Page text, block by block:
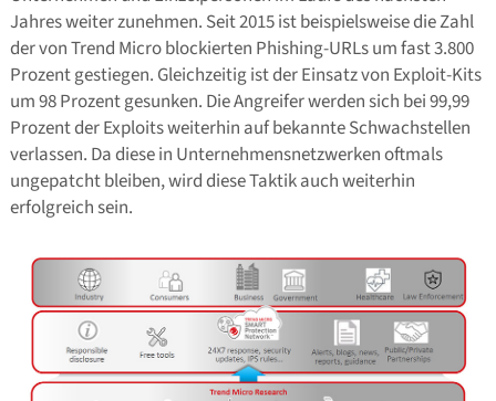
Jahres weiter zunehmen. Seit 2015 ist beispielsweise die Zahl
der von Trend Micro blockierten Phishing-URLs um fast 3.800
Prozent gestiegen. Gleichzeitig ist der Einsatz von Exploit-Kits
um 98 Prozent gesunken. Die Angreifer werden sich bei 99,99
Prozent der Exploits weiterhin auf bekannte Schwachstellen
verlassen. Da diese in Unternehmensnetzwerken oftmals
ungepatcht bleiben, wird diese Taktik auch weiterhin
erfolgreich sein.